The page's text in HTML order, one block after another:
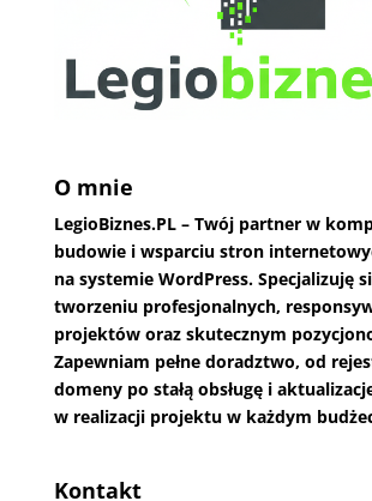
O mnie
LegioBiznes.PL– Twój partner w
budowie i wsparciu stron
na systemie WordPress. Specjalizuję
tworzeniu profesjonalnych,
projektów oraz skutecznym
Zapewniam pełne doradztwo, od
domeny po stałą obsługę i
w realizacji projektu w każdym
Kontakt